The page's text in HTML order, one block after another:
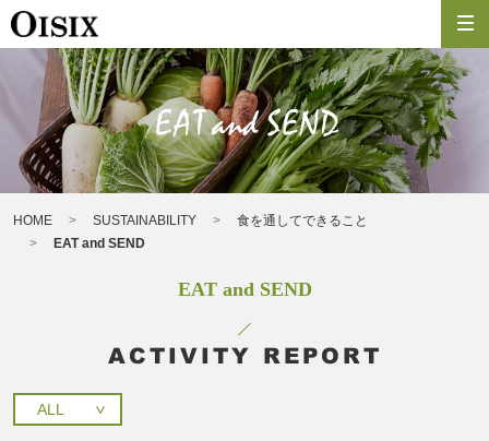
HOME SUSTAINABILITY
食を通してできること
EAT and SEND
EAT and SEND
ACTIVITY REPORT